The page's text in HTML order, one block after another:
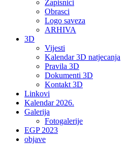
Zapisnici
Obrasci
Logo saveza
ARHIVA
3D
Vijesti
Kalendar 3D natjecanja
Pravila 3D
Dokumenti 3D
Kontakt 3D
Linkovi
Kalendar 2026.
Galerija
Fotogalerije
EGP 2023
objave